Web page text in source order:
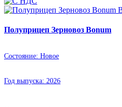
Полуприцеп Зерновоз Bonum
Состояние: Новое
Год выпуска: 2026